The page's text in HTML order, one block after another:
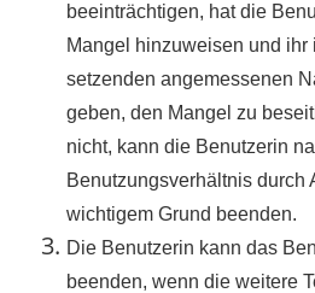
beeinträchtigen, hat die
Mangel hinzuweisen und ihr
setzenden angemessenen
geben, den Mangel zu
nicht, kann die Benutzerin
Benutzungsverhältnis durch
wichtigem Grund beenden.
Die Benutzerin kann das
beenden, wenn die weitere